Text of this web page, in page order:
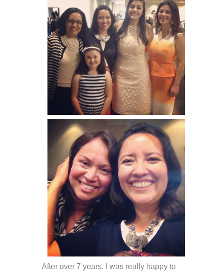
After over 7 years, I was really happy to